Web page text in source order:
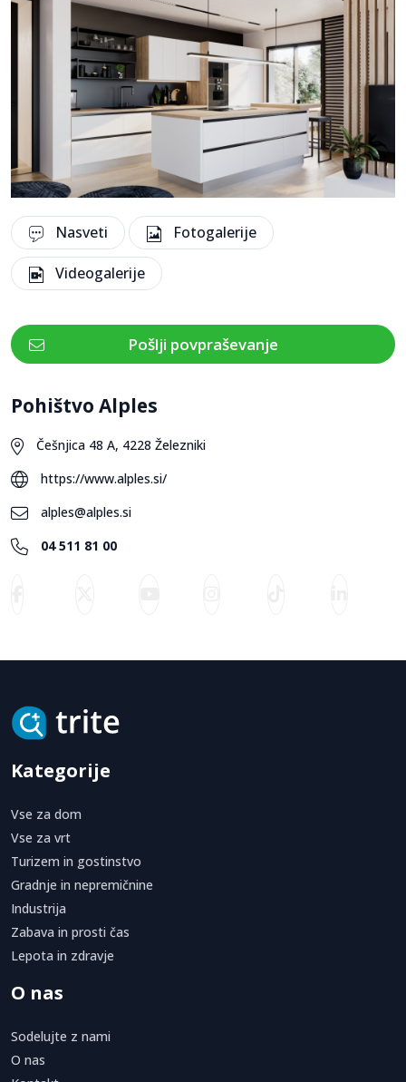
Nasveti Fotogalerije
Videogalerije
Pošlji povpraševanje
Pohištvo Alples
Češnjica 48 A, 4228 Železniki
https://www.alples.si/
alples@alples.si
04 511 81 00
Kategorije
Vse za dom
Vse za vrt
Turizem in gostinstvo
Gradnje in nepremičnine
Industrija
Zabava in prosti čas
Lepota in zdravje
O nas
Sodelujte z nami
O nas